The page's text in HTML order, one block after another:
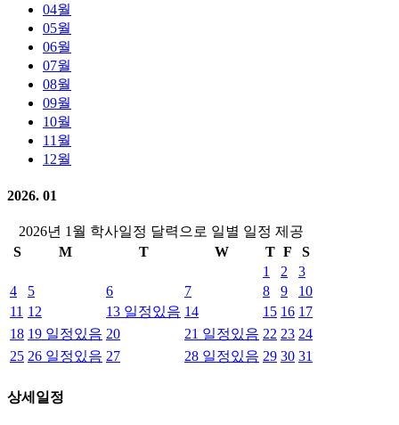
04월
05월
06월
07월
08월
09월
10월
11월
12월
2026. 01
2026년 1월 학사일정 달력으로 일별 일정 제공
S
M T W T F
S
1
2
3
4
5 6 7 8 9
10
11 12 13 일정있음 14 15 16 17
18 19 일정있음 20 21 일정있음 22 23 24
25 26 일정있음 27 28 일정있음 29 30 31
상세일정